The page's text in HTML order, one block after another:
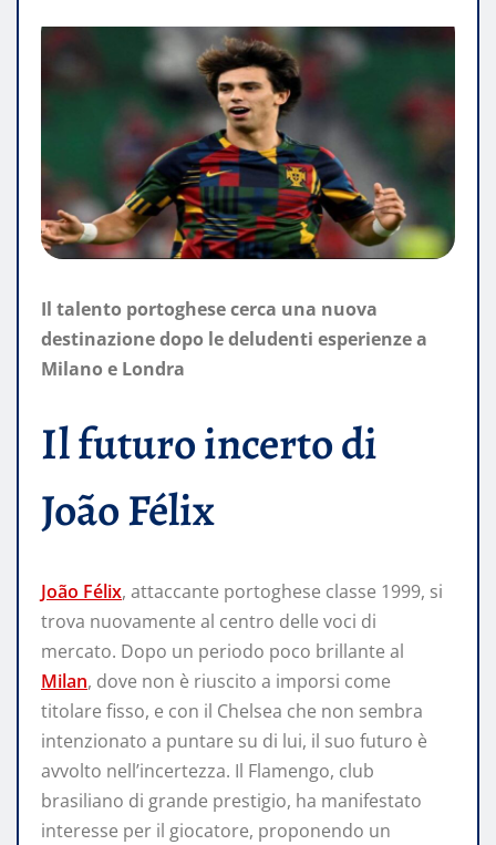
Il talento portoghese cerca una nuova
destinazione dopo le deludenti esperienze a
Milano e Londra
Il futuro incerto di
João Félix
João Félix, attaccante portoghese classe 1999, si
trova nuovamente al centro delle voci di
mercato. Dopo un periodo poco brillante al
Milan, dove non è riuscito a imporsi come
titolare fisso, e con il Chelsea che non sembra
intenzionato a puntare su di lui, il suo futuro è
avvolto nell’incertezza. Il Flamengo, club
brasiliano di grande prestigio, ha manifestato
interesse per il giocatore, proponendo un